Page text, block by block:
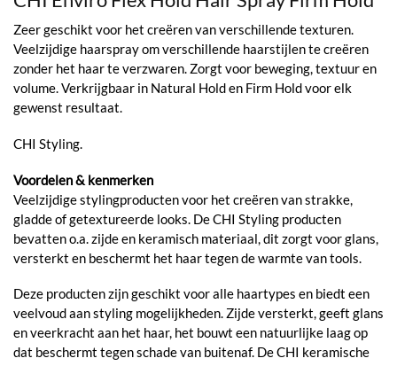
Zeer geschikt voor het creëren van verschillende texturen.
Veelzijdige haarspray om verschillende haarstijlen te creëren
zonder het haar te verzwaren. Zorgt voor beweging, textuur en
volume. Verkrijgbaar in Natural Hold en Firm Hold voor elk
gewenst resultaat.
CHI Styling.
Voordelen & kenmerken
Veelzijdige stylingproducten voor het creëren van strakke,
gladde of getextureerde looks. De CHI Styling producten
bevatten o.a. zijde en keramisch materiaal, dit zorgt voor glans,
versterkt en beschermt het haar tegen de warmte van tools.
Deze producten zijn geschikt voor alle haartypes en biedt een
veelvoud aan styling mogelijkheden. Zijde versterkt, geeft glans
en veerkracht aan het haar, het bouwt een natuurlijke laag op
dat beschermt tegen schade van buitenaf. De CHI keramische